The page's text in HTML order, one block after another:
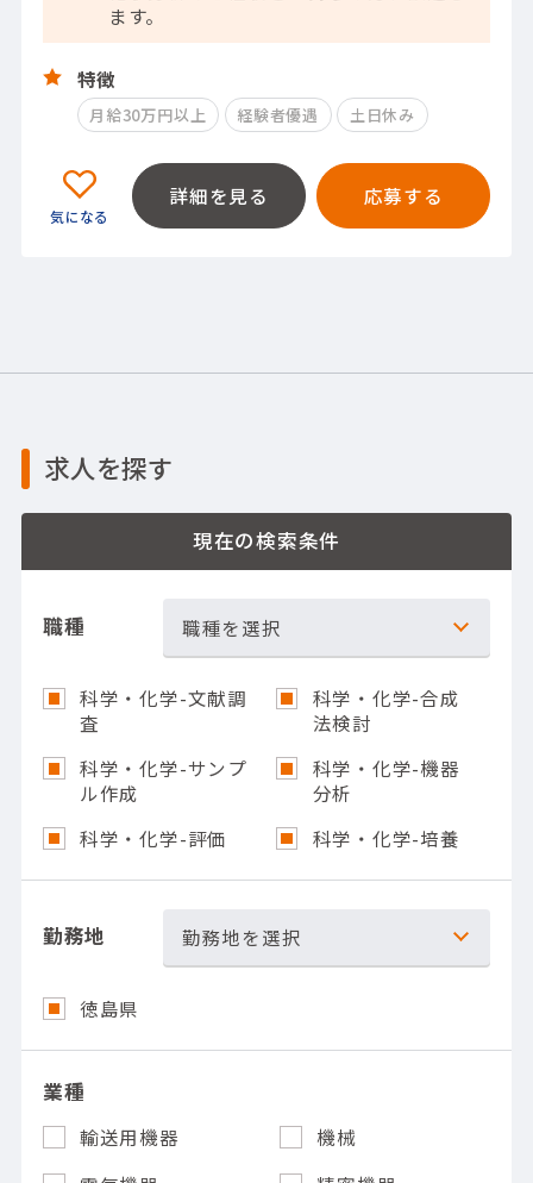
ます。
特徴
月給30万円以上 経験者優遇 土日休み
詳細を見る 応募する
求人を探す
現在の検索条件
職種 職種を選択
科学・化学-文献調
査
科学・化学-合成
法検討
科学・化学-サンプ
ル作成
科学・化学-機器
分析
科学・化学-評価
科学・化学-培養
勤務地 勤務地を選択
徳島県
業種
輸送用機器
機械